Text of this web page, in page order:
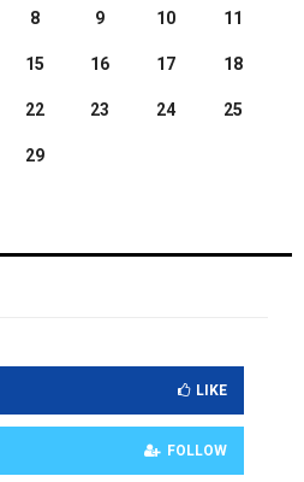
8 9 10 11
15 16 17 18
22 23 24 25
29
LIKE
FOLLOW